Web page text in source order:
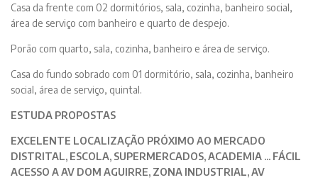
Casa da frente com 02 dormitórios, sala, cozinha, banheiro social,
área de serviço com banheiro e quarto de despejo.
Porão com quarto, sala, cozinha, banheiro e área de serviço.
Casa do fundo sobrado com 01 dormitório, sala, cozinha, banheiro
social, área de serviço, quintal.
ESTUDA PROPOSTAS
EXCELENTE LOCALIZAÇÃO PRÓXIMO AO MERCADO
DISTRITAL, ESCOLA, SUPERMERCADOS, ACADEMIA ... FÁCIL
ACESSO A AV DOM AGUIRRE, ZONA INDUSTRIAL, AV